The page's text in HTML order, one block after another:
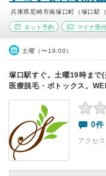
兵庫県尼崎市南塚口町（塚口駅
ネット予約 マイナ受付
土曜（〜19:00）
塚口駅すぐ。土曜19時まで
医療脱毛・ボトックス。
0件
アクセ